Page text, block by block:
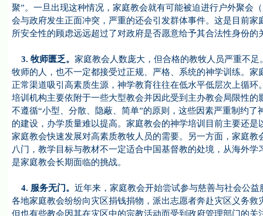
聚”。一旦出现这种情况，家庭教会就有可能被迫进行户外聚会
会与政府发生正面冲突，严重的还会引发群体事件。这是目前
所安全性的顾虑远远超过了对政府是否愿意给予其合法性身份的
3. 牧师匮乏。 家庭教会人数庞大，但合格的教牧人员严重不
牧师的人，也不一定都接受过正规、严格、系统的神学训练。
正常渠道吸引高素质生源，神学教育往往在低水平低层次上循
培训机构主要依附于一些大型教会并因此受到主办教会局限性
不遵循“小型、分散、隐蔽、简单”的原则，这些因素严重制约
的建设，办学质量难以提高。家庭教会的神学培训目前主要还
家庭教会快速发展对高素质教牧人员的需要。另一方面，家庭
八门，教学目标与教材不一定适合中国基督教的处境，从海外
是家庭教会长期面临的挑战。
4. 服务无门。 近年来，家庭教会开始尝试参与慈善与社会公
各地家庭教会纷纷向灾区捐钱捐物，派出志愿者奔赴灾区义务
但也有些教会因其在灾区中的宗教活动而受到政府管理部门的